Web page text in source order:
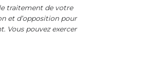
traitement de votre
et d’opposition pour
Vous pouvez exercer